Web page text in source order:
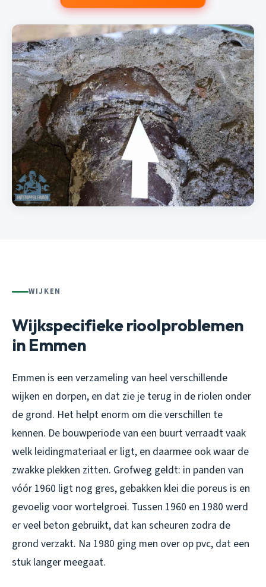
WIJKEN
Wijkspecifieke rioolproblemen
in Emmen
Emmen is een verzameling van heel verschillende
wijken en dorpen, en dat zie je terug in de riolen onder
de grond. Het helpt enorm om die verschillen te
kennen. De bouwperiode van een buurt verraadt vaak
welk leidingmateriaal er ligt, en daarmee ook waar de
zwakke plekken zitten. Grofweg geldt: in panden van
vóór 1960 ligt nog gres, gebakken klei die poreus is en
gevoelig voor wortelgroei. Tussen 1960 en 1980 werd
er veel beton gebruikt, dat kan scheuren zodra de
grond verzakt. Na 1980 ging men over op pvc, dat een
stuk langer meegaat.